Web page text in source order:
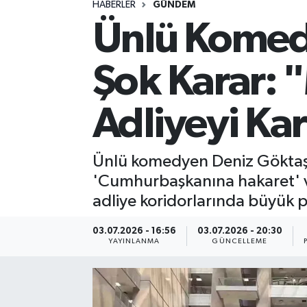
HABERLER GÜNDEM
Ünlü
Şok Karar:
Adliyeyi
Ünlü komedyen Deniz
'Cumhurbaşkanına hakaret'
adliye koridorlarında büyük
03.07.2026 - 16:56
YAYINLANMA
03.07.2026 - 20:30
GÜNCELLEME